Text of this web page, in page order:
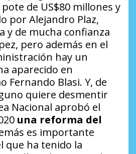
de US$80 millones y
por Alejandro Plaz,
y de mucha confianza
pero además en el
hay un
aparecido en
Fernando Blasi. Y, de
quiere desmentir
Nacional aprobó el
una reforma del
es importante
que ha tenido la